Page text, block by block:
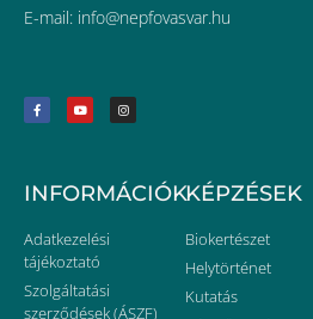
E-mail: uh.ravsavofpen@ofni
INFORMÁCIÓK
Adatkezelési
tájékoztató
Szolgáltatási
szerződések (ÁSZF)
KÉPZÉSEK
Biokertészet
Helytörténet
Kutatás